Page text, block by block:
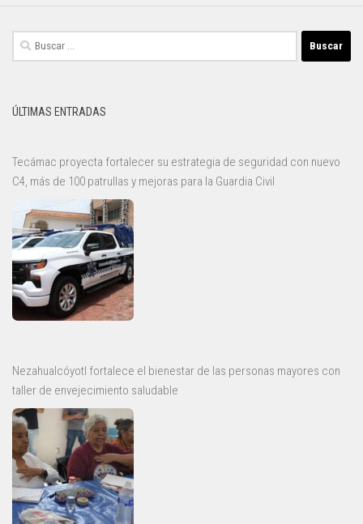
Buscar:
ÚLTIMAS ENTRADAS
Tecámac proyecta fortalecer su estrategia de seguridad con nuevo
C4, más de 100 patrullas y mejoras para la Guardia Civil
Nezahualcóyotl fortalece el bienestar de las personas mayores con
taller de envejecimiento saludable